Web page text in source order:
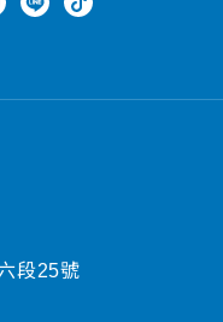
段25號